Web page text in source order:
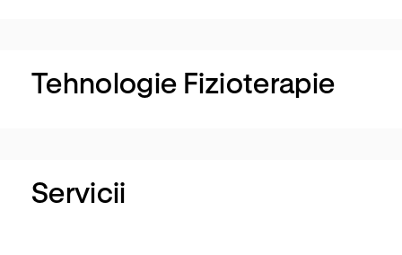
Tehnologie Fizioterapie
Servicii